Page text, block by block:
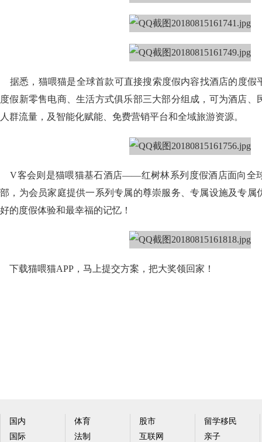
据悉，猫喂猫是全球首款可直接搜索度假内容找酒店的度假
度假新零售电商、生活方式俱乐部三大部分组成，可为酒店、
人群流量，及智能化赋能、免费营销平台和全域旅游资源。
V客会则是猫喂猫基石酒店——红树林系列度假酒店面向全
部，为会员家庭提供一系列专属的尊崇服务、专属设施及专属
好的度假体验和最幸福的记忆！
下载猫喂猫APP，马上提交方案，把大奖领回家！
国内
国际
体育
法制
股市
互联网
留学移民
亲子